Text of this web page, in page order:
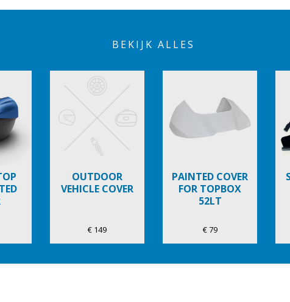
BEKIJK ALLES
OUTDOOR
VEHICLE COVER
€ 149
PAINTED COVER
FOR TOPBOX
52LT
€ 79